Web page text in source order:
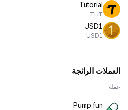
Tutorial
TUT
USD1
USD1
العملات الرائجة
عملة
Pump.fun